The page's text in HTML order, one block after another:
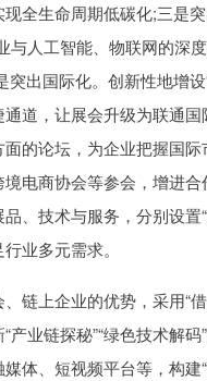
全生命周期低碳化;三是
人工智能、物联网的深
出国际化。创新性地增
道，让展会升级为联通
的论坛，为企业把握国
电商协会等参会，增进
、技术与服务，分别设置
业多元需求。
链上企业的优势，采用“
业链探秘”“绿色技术解
体、短视频平台等，构建